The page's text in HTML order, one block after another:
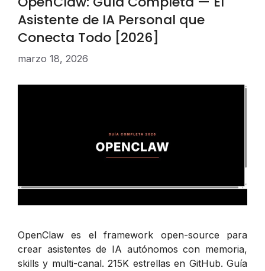
Asistente de IA Personal que
Conecta Todo [2026]
marzo 18, 2026
OpenClaw es el framework open-source para
crear asistentes de IA autónomos con memoria,
skills y multi-canal. 215K estrellas en GitHub. Guía